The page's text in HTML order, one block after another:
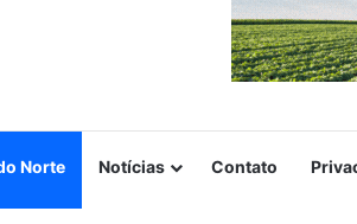
Norte Notícias Contato